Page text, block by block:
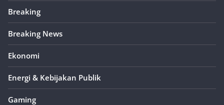
Breaking
Breaking News
Ekonomi
Energi & Kebijakan Publik
Gaming